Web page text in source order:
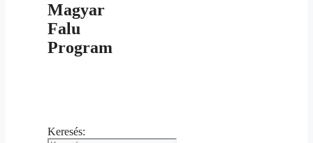
Magyar
Falu
Program
Keresés: